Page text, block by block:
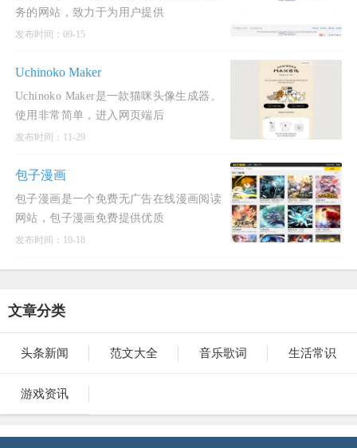
务的网站，致力于为用户提供
发布时间：09-15
Uchinoko Maker
Uchinoko Maker是一款猫咪头像生成器。
使用非常简单，进入网页端后
发布时间：11-29
包子漫画
包子漫画是一个免费无广告在线漫画阅读
网站，包子漫画免费提供优质
发布时间：10-18
文章分类
头条新闻 范文大全 音乐歌词 生活常识
游戏资讯